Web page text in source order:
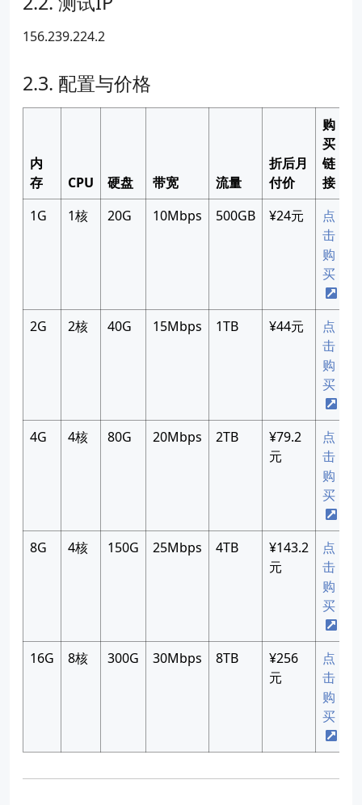
156.239.224.2
配置与价格
内
存
CPU 硬盘 带宽 流量
折后月
付价
购
买
链
接
1G
1核 20G 10Mbps 500GB ¥24元
点
击
购
买
2G 2核 40G 15Mbps 1TB ¥44元
点
击
购
买
4G 4核 80G 20Mbps 2TB
¥79.2
元
点
击
购
买
8G 4核 150G 25Mbps 4TB
¥143.2
元
点
击
购
买
16G 8核 300G 30Mbps 8TB
¥256
元
点
击
购
买